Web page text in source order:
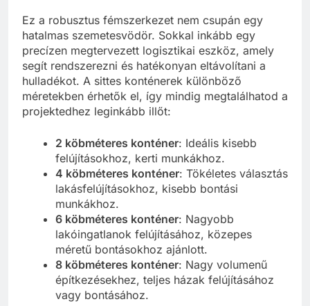
Ez a robusztus fémszerkezet nem csupán egy
hatalmas szemetesvödör. Sokkal inkább egy
precízen megtervezett logisztikai eszköz, amely
segít rendszerezni és hatékonyan eltávolítani a
hulladékot. A sittes konténerek különböző
méretekben érhetők el, így mindig megtalálhatod a
projektedhez leginkább illőt:
2 köbméteres konténer: Ideális kisebb
felújításokhoz, kerti munkákhoz.
4 köbméteres konténer: Tökéletes választás
lakásfelújításokhoz, kisebb bontási
munkákhoz.
6 köbméteres konténer: Nagyobb
lakóingatlanok felújításához, közepes
méretű bontásokhoz ajánlott.
8 köbméteres konténer: Nagy volumenű
építkezésekhez, teljes házak felújításához
vagy bontásához.